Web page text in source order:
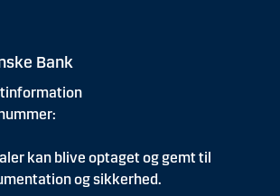
Bank
kan blive optaget og gemt til
og sikkerhed.